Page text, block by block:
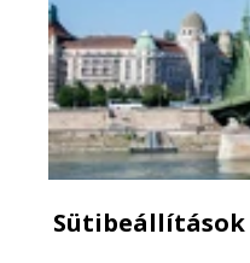
Sütibeállítások